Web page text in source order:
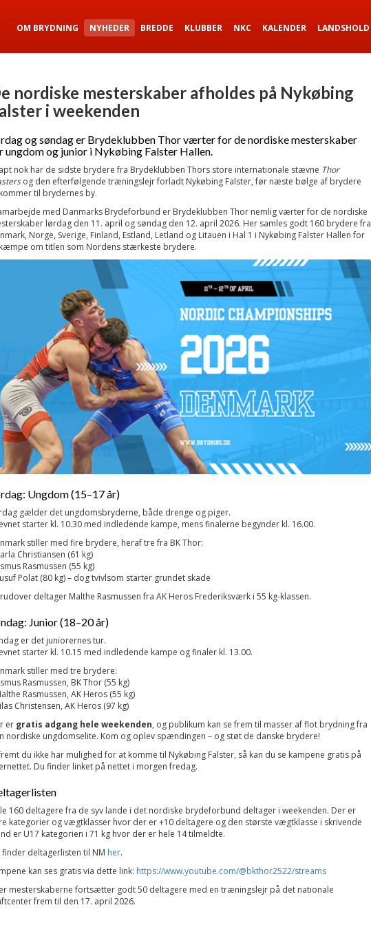
OM BRYDNING NYHEDER BREDDE KLUBBER NKC KALENDER LANDSHOLD
nordiske mesterskaber afholdes på Nykøbing
i weekenden
og søndag er Brydeklubben Thor værter for de nordiske mesterskaber
ungdom og junior i Nykøbing Falster Hallen.
nok har de sidste brydere fra Brydeklubben Thors store internationale stævne Thor
og den efterfølgende træningslejr forladt Nykøbing Falster, før næste bølge af brydere
til brydernes by.
med Danmarks Brydeforbund er Brydeklubben Thor nemlig værter for de nordiske
lørdag den 11. april og søndag den 12. april 2026. Her samles godt 160 brydere fra
Norge, Sverige, Finland, Estland, Letland og Litauen i Hal 1 i Nykøbing Falster Hallen for
om titlen som Nordens stærkeste brydere.
Ungdom (15–17 år)
gælder det ungdomsbryderne, både drenge og piger.
starter kl. 10.30 med indledende kampe, mens finalerne begynder kl. 16.00.
stiller med fire brydere, heraf tre fra BK Thor:
Christiansen (61 kg)
Rasmussen (55 kg)
Polat (80 kg) – dog tvivlsom starter grundet skade
deltager Malthe Rasmussen fra AK Heros Frederiksværk i 55 kg-klassen.
Junior (18–20 år)
er det juniorernes tur.
starter kl. 10.15 med indledende kampe og finaler kl. 13.00.
stiller med tre brydere:
Rasmussen, BK Thor (55 kg)
Rasmussen, AK Heros (55 kg)
Christensen, AK Heros (97 kg)
er gratis adgang hele weekenden, og publikum kan se frem til masser af flot brydning fra
nordiske ungdomselite. Kom og oplev spændingen – og støt de danske brydere!
du ikke har mulighed for at komme til Nykøbing Falster, så kan du se kampene gratis på
Du finder linket på nettet i morgen fredag.
160 deltagere fra de syv lande i det nordiske brydeforbund deltager i weekenden. Der er
kategorier og vægtklasser hvor der er +10 deltagere og den største vægtklasse i skrivende
er U17 kategorien i 71 kg hvor der er hele 14 tilmeldte.
finder deltagerlisten til NM her.
kan ses gratis via dette link: https://www.youtube.com/@bkthor2522/streams
mesterskaberne fortsætter godt 50 deltagere med en træningslejr på det nationale
frem til den 17. april 2026.